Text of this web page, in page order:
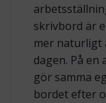
skrivbord är
mer naturligt
dagen. På en
gör samma
bordet efter